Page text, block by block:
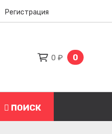
Регистрация
0 ₽ 0
ПОИСК